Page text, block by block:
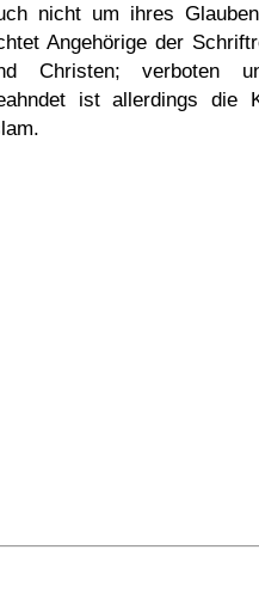
nicht um ihres
Angehörige der
Christen; verboten
ist allerdings die